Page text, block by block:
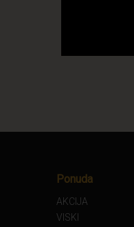
Ponuda
AKCIJA
VISKI